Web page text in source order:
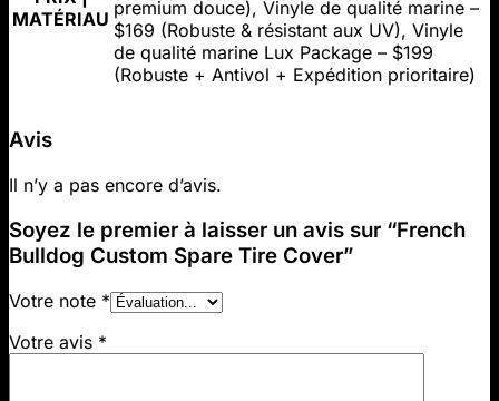
MATÉRIAU premium douce), Vinyle de qualité marine –
$169 (Robuste & résistant aux UV), Vinyle
de qualité marine Lux Package – $199
(Robuste + Antivol + Expédition prioritaire)
Avis
Il n’y a pas encore d’avis.
Soyez le premier à laisser un avis sur “French
Bulldog Custom Spare Tire Cover”
Votre note *
Votre avis *